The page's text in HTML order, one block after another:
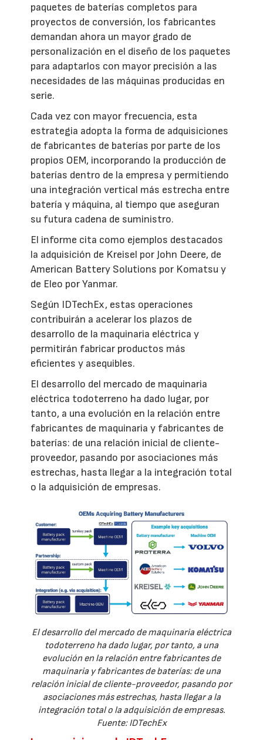
paquetes de baterías completos para
proyectos de conversión, los fabricantes
demandan ahora un mayor grado de
personalización en el diseño de los paquetes
para adaptarlos con mayor precisión a las
necesidades de las máquinas producidas en
serie.
Cada vez con mayor frecuencia, esta
estrategia adopta la forma de adquisiciones
de fabricantes de baterías por parte de los
propios OEM, incorporando la producción de
baterías dentro de la empresa y permitiendo
una integración vertical más estrecha entre
batería y máquina, al tiempo que aseguran
su futura cadena de suministro.
El informe cita como ejemplos destacados
la adquisición de Kreisel por John Deere, de
American Battery Solutions por Komatsu y
de Eleo por Yanmar.
Según IDTechEx, estas operaciones
contribuirán a acelerar los plazos de
desarrollo de la maquinaria eléctrica y
permitirán fabricar productos más
eficientes y asequibles.
El desarrollo del mercado de maquinaria
eléctrica todoterreno ha dado lugar, por
tanto, a una evolución en la relación entre
fabricantes de maquinaria y fabricantes de
baterías: de una relación inicial de cliente-
proveedor, pasando por asociaciones más
estrechas, hasta llegar a la integración total
o la adquisición de empresas.
El desarrollo del mercado de maquinaria eléctrica
todoterreno ha dado lugar, por tanto, a una
evolución en la relación entre fabricantes de
maquinaria y fabricantes de baterías: de una
relación inicial de cliente-proveedor, pasando por
asociaciones más estrechas, hasta llegar a la
integración total o la adquisición de empresas.
Fuente: IDTechEx